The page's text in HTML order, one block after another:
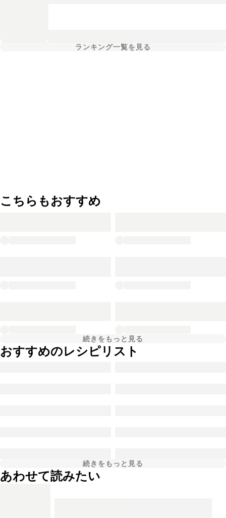
ランキング一覧を見る
こちらもおすすめ
続きをもっと見る
おすすめのレシピリスト
続きをもっと見る
あわせて読みたい